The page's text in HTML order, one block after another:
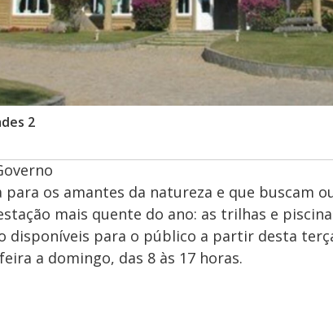
2
os amantes da natureza e que buscam
mais quente do ano: as trilhas e
disponíveis para o público a partir desta
a domingo, das 8 às 17 horas.